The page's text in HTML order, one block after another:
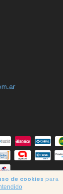
de cookies para